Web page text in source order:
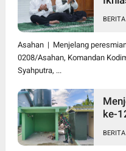
Asahan | Menjelang
0208/Asahan, Komandan
Syahputra, ...
ke-